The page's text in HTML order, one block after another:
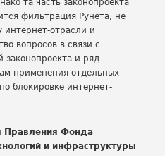
та часть законопроекта
фильтрация Рунета, не
отрасли и
вопросов в связи с
и ряд
применения отдельных
блокировке интернет-
Правления Фонда
и инфраструктуры